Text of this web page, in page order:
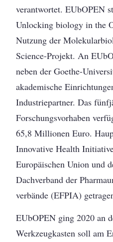
verantwortet. EUbOPEN
Unlocking biology in the
Nutzung der
Science-Projekt. An
neben der Goethe-
akademische
Industriepartner. Das
Forschungsvorhaben
65,8 Millionen Euro.
Innovative Health
Europäischen Union und
Dachverband der
verbände (EFPIA)
EUbOPEN ging 2020 an
Werkzeugkasten soll am